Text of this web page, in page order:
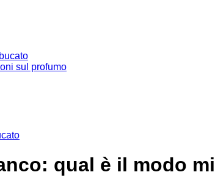
sul profumo
qual è il modo